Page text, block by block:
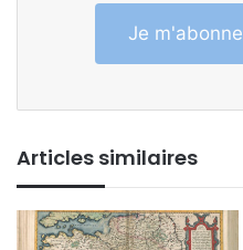
Je
Articles similaires